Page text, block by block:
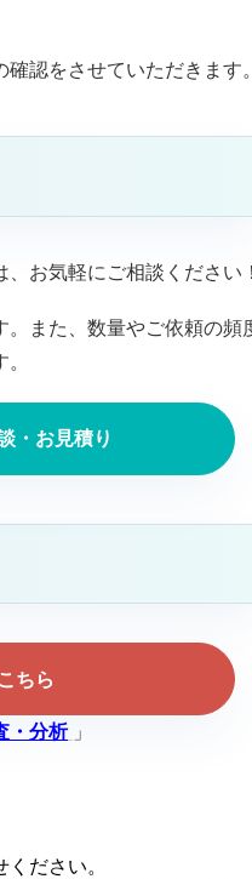
認をさせていただきます
、お気軽にご相談ください
。また、数量やご依頼の頻
・お見積り
ちら
・分析 」
ださい。